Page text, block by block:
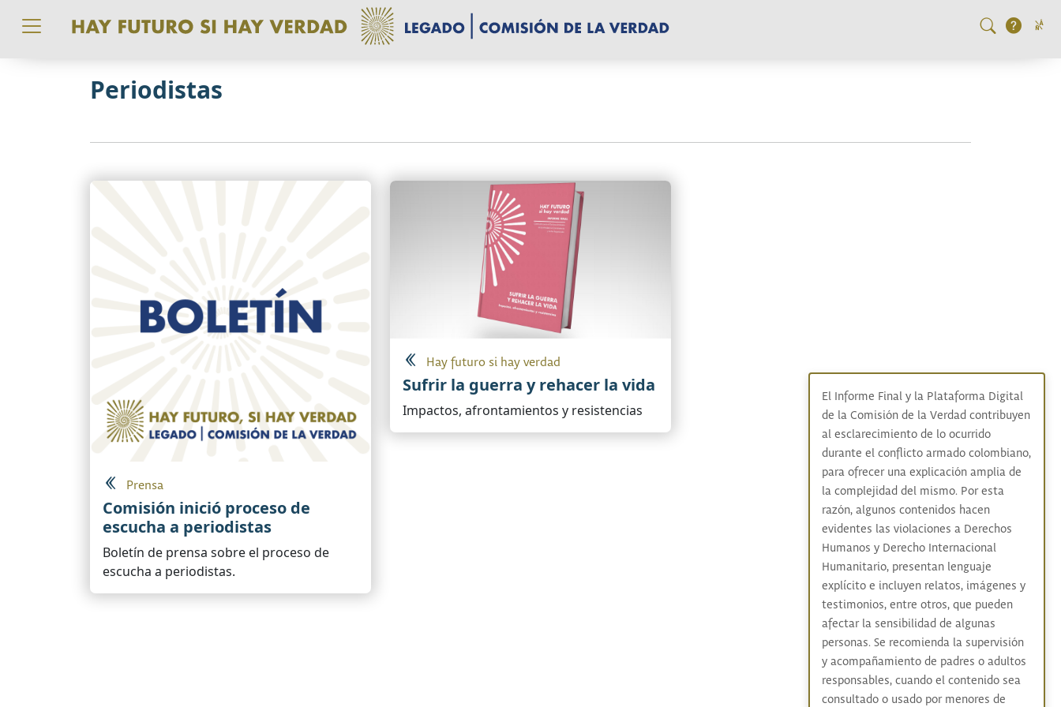
Periodistas
Prensa
Comisión inició proceso de
escucha a periodistas
Boletín de prensa sobre el proceso de
escucha a periodistas.
Hay futuro si hay verdad
Sufrir la guerra y rehacer la vida
Impactos, afrontamientos y resistencias
El Informe Final y la Plataforma Digital
de la Comisión de la Verdad contribuyen
al esclarecimiento de lo ocurrido
durante el conflicto armado colombiano,
para ofrecer una explicación amplia de
la complejidad del mismo. Por esta
razón, algunos contenidos hacen
evidentes las violaciones a Derechos
Humanos y Derecho Internacional
Humanitario, presentan lenguaje
explícito e incluyen relatos, imágenes y
testimonios, entre otros, que pueden
afectar la sensibilidad de algunas
personas. Se recomienda la supervisión
y acompañamiento de padres o adultos
responsables, cuando el contenido sea
consultado o usado por menores de